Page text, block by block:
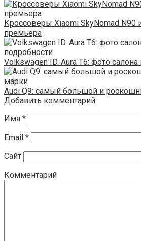
Кроссоверы Xiaomi SkyNomad N90
премьера
Volkswagen ID. Aura T6: фото
Audi Q9: самый большой и
Добавить комментарий
Имя *
Email *
Сайт
Комментарий